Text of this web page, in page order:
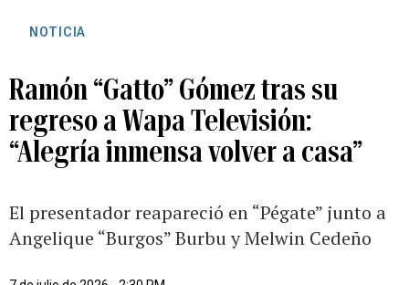
NOTICIA
Ramón “Gatto” Gómez tras su
regreso a Wapa Televisión:
“Alegría inmensa volver a casa”
El presentador reapareció en “Pégate” junto a
Angelique “Burgos” Burbu y Melwin Cedeño